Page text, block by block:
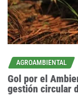
AGROAMBIENTAL
Gol por el
gestión circular